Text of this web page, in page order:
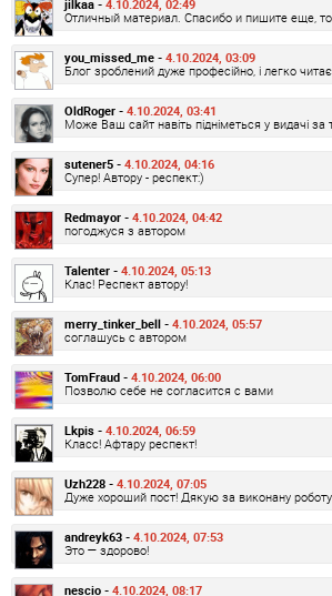
jilkaa - 4.10.2024, 02:49
Отличный материал. Спасибо и пишите еще,
you_missed_me - 4.10.2024, 03:09
Блог зроблений дуже професійно, і легко
OldRoger - 4.10.2024, 03:41
Може Ваш сайт навіть підніметься у видачі за
sutener5 - 4.10.2024, 04:16
Супер! Автору - респект:)
Redmayor - 4.10.2024, 04:42
погоджуся з автором
Talenter - 4.10.2024, 05:13
Клас! Респект автору!
merry_tinker_bell - 4.10.2024, 05:57
соглашусь с автором
TomFraud - 4.10.2024, 06:00
Позволю себе не согласится с вами
Lkpis - 4.10.2024, 06:59
Класс! Афтару респект!
Uzh228 - 4.10.2024, 07:05
Дуже хороший пост! Дякую за виконану
andreyk63 - 4.10.2024, 07:53
Это — здорово!
nescio - 4.10.2024, 08:17